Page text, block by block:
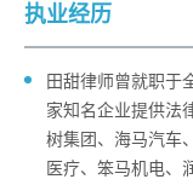
执业经历
田甜律师曾就职于
家知名企业提供法
树集团、海马汽车
医疗、笨马机电、